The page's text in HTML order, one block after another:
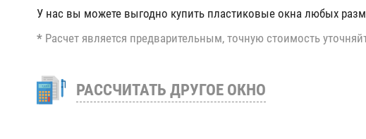
У нас вы можете выгодно купить пластиковые окна любых
* Расчет является предварительным, точную стоимость
РАССЧИТАТЬ ДРУГОЕ ОКНО